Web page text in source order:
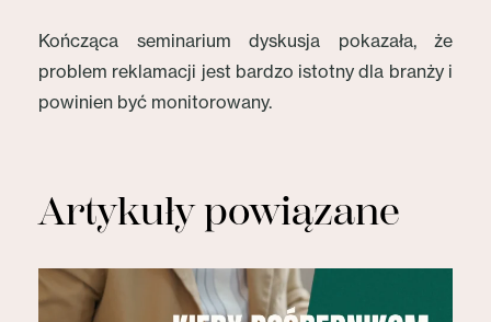
Kończąca seminarium dyskusja pokazała, że
problem reklamacji jest bardzo istotny dla branży i
powinien być monitorowany.
Artykuły powiązane